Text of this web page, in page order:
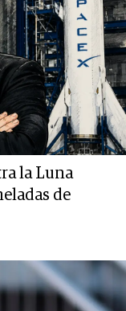
la Luna
de